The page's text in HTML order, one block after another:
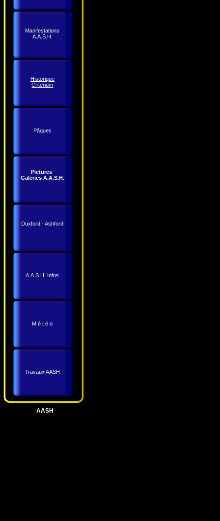
Manifestations
A.A.S.H.
Historique
Criterium
Pâques
Pictures
Galeries A.A.S.H.
Duxford - Ashford
A.A.S.H. Infos
M é t é o
Travaux AASH
AASH